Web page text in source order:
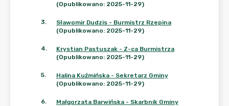
(Opublikowano: 2025-11-29)
3.
Sławomir Dudzis - Burmistrz Rzepina
(Opublikowano: 2025-11-29)
4.
Krystian Pastuszak - Z-ca Burmistrza
(Opublikowano: 2025-11-29)
5.
Halina Kuźmińska - Sekretarz Gminy
(Opublikowano: 2025-11-29)
6.
Małgorzata Barwińska - Skarbnik Gminy